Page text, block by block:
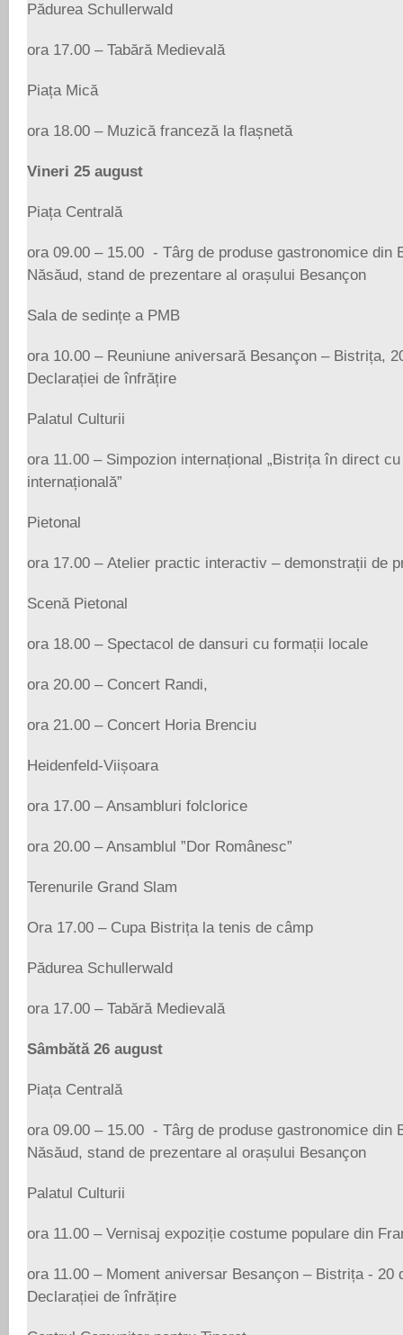
Pădurea Schullerwald
ora 17.00 – Tabără Medievală
Piața Mică
ora 18.00 – Muzică franceză la flașnetă
Vineri 25 august
Piața Centrală
ora 09.00 – 15.00 - Târg de produse gastronomice din
Năsăud, stand de prezentare al orașului Besançon
Sala de sedințe a PMB
ora 10.00 – Reuniune aniversară Besançon – Bistrița,
Declarației de înfrățire
Palatul Culturii
ora 11.00 – Simpozion internațional „Bistrița în direct
internațională”
Pietonal
ora 17.00 – Atelier practic interactiv – demonstrații de
Scenă Pietonal
ora 18.00 – Spectacol de dansuri cu formații locale
ora 20.00 – Concert Randi,
ora 21.00 – Concert Horia Brenciu
Heidenfeld-Viișoara
ora 17.00 – Ansambluri folclorice
ora 20.00 – Ansamblul ”Dor Românesc”
Terenurile Grand Slam
Ora 17.00 – Cupa Bistrița la tenis de câmp
Pădurea Schullerwald
ora 17.00 – Tabără Medievală
Sâmbătă 26 august
Piața Centrală
ora 09.00 – 15.00 - Târg de produse gastronomice din
Năsăud, stand de prezentare al orașului Besançon
Palatul Culturii
ora 11.00 – Vernisaj expoziție costume populare din
ora 11.00 – Moment aniversar Besançon – Bistrița - 20
Declarației de înfrățire